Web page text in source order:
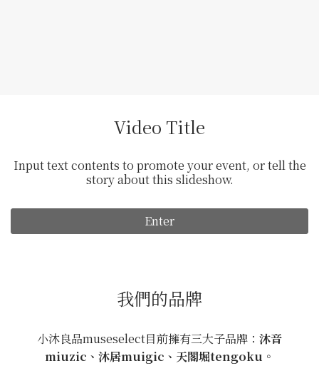
Video Title
Input text contents to promote your event, or tell the
story about this slideshow.
Enter
我們的品牌
小沐良品museselect目前擁有三大子品牌： 沐音
miuzic、沐居muigic、天閣堀tengoku 。